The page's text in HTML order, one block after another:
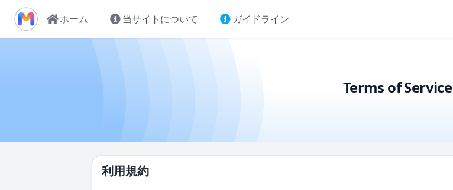
ホーム 当サイトについて ガイドライン
Terms of Service
利用規約